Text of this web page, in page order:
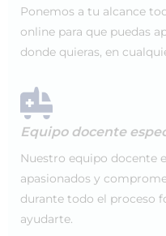
Ponemos a tu alcance
online para que puedas
donde quieras, en
Equipo docente
Nuestro equipo docente
apasionados y
durante todo el proceso
ayudarte.